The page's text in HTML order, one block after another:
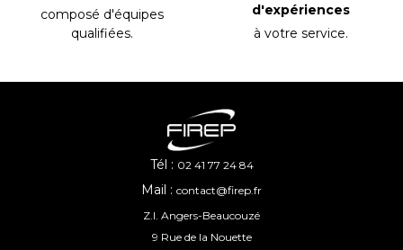
composé d'équipes
qualifiées.
d'expériences
à votre service.
Tél : 02 41 77 24 84
Mail : contact@firep.fr
Z.I. Angers-Beaucouzé
9 Rue de la Nouette